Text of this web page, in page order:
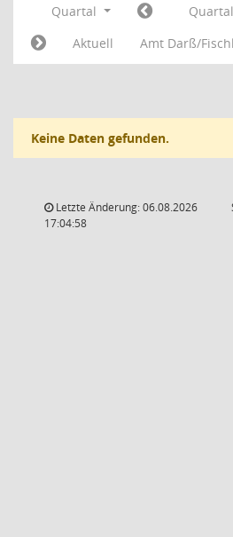
Quartal
Aktuell
Amt Darß/
Keine Daten gefunden.
Letzte Änderung: 06.08.2026
17:04:58